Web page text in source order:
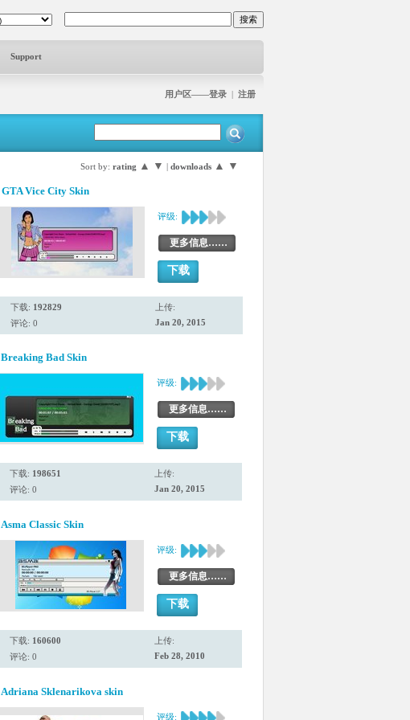
Support
用户区——登录 | 注册
Sort by: rating ▲ ▼ | downloads ▲ ▼
GTA Vice City Skin
评级:
更多信息……
下载
下载: 192829
评论: 0
上传:
Jan 20, 2015
Breaking Bad Skin
评级:
更多信息……
下载
下载: 198651
评论: 0
上传:
Jan 20, 2015
Asma Classic Skin
评级:
更多信息……
下载
下载: 160600
评论: 0
上传:
Feb 28, 2010
Adriana Sklenarikova skin
评级: